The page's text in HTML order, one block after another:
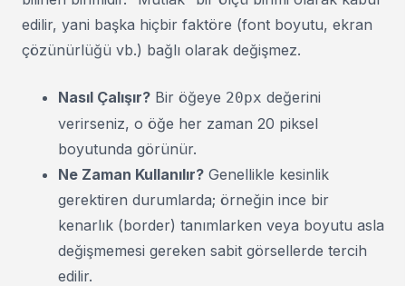
edilir, yani başka hiçbir faktöre (font boyutu, ekran
çözünürlüğü vb.) bağlı olarak değişmez.
Nasıl Çalışır? Bir öğeye 20px değerini
verirseniz, o öğe her zaman 20 piksel
boyutunda görünür.
Ne Zaman Kullanılır? Genellikle kesinlik
gerektiren durumlarda; örneğin ince bir
kenarlık (border) tanımlarken veya boyutu asla
değişmemesi gereken sabit görsellerde tercih
edilir.